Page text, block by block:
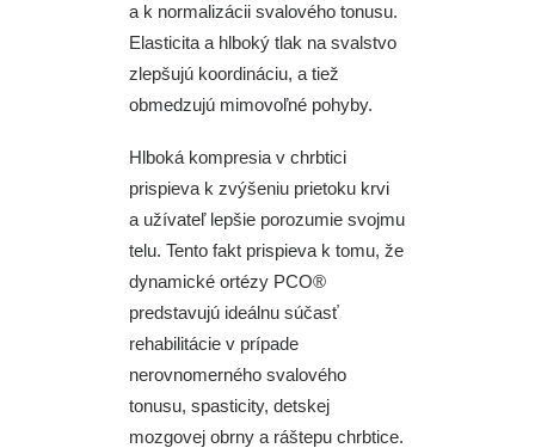
a k normalizácii svalového tonusu.
Elasticita a hlboký tlak na svalstvo
zlepšujú koordináciu, a tiež
obmedzujú mimovoľné pohyby.
Hlboká kompresia v chrbtici
prispieva k zvýšeniu prietoku krvi
a užívateľ lepšie porozumie svojmu
telu. Tento fakt prispieva k tomu, že
dynamické ortézy PCO®
predstavujú ideálnu súčasť
rehabilitácie v prípade
nerovnomerného svalového
tonusu, spasticity, detskej
mozgovej obrny a ráštepu chrbtice.